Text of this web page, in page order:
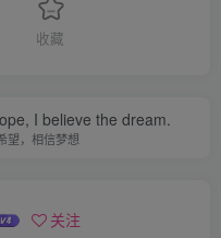
收藏
I believe the dream.
望，相信梦想
关注